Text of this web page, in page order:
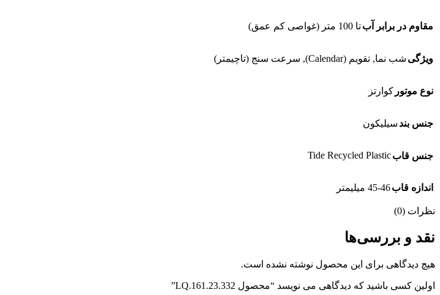
مقاوم در برابر آبتا 100 متر (غواصی کم عمق)
ویژگی شب نما, تقویم (Calendar), سرعت سنج (تاچیمتر)
نوع موتور کوارتز
جنس بند سیلیکون
جنس قابTide Recycled Plastic
اندازه قاب45-46 میلیمتر
نظرات (0)
نقد و بررسی‌ها
هیچ دیدگاهی برای این محصول نوشته نشده است.
اولین کسی باشید که دیدگاهی می نویسد “محصول LQ.161.23.332”